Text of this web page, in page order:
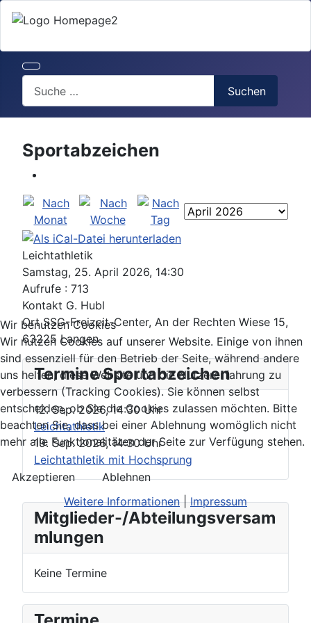
Suchen
Mitglieder-/Abteilungsversam
mlungen
Keine Termine
Sportabzeichen
Leichtathletik
Samstag, 25. April 2026, 14:30
Aufrufe : 713
Kontakt G. Hubl
OrtSSG-Freizeit-Center, An der Rechten Wiese 15,
63225 Langen
Termine Sportabzeichen
12. Sep. 2026,14:30 Uhr
Leichtathletik
19. Sep. 2026,14:30 Uhr
Leichtathletik mit Hochsprung
Wir benutzen Cookies
Wir nutzen Cookies auf unserer Website. Einige von ihnen
sind essenziell für den Betrieb der Seite, während andere
uns helfen, diese Website und die Nutzererfahrung zu
verbessern (Tracking Cookies). Sie können selbst
entscheiden, ob Sie die Cookies zulassen möchten. Bitte
beachten Sie, dass bei einer Ablehnung womöglich nicht
mehr alle Funktionalitäten der Seite zur Verfügung stehen.
Akzeptieren
Ablehnen
Weitere Informationen|Impressum